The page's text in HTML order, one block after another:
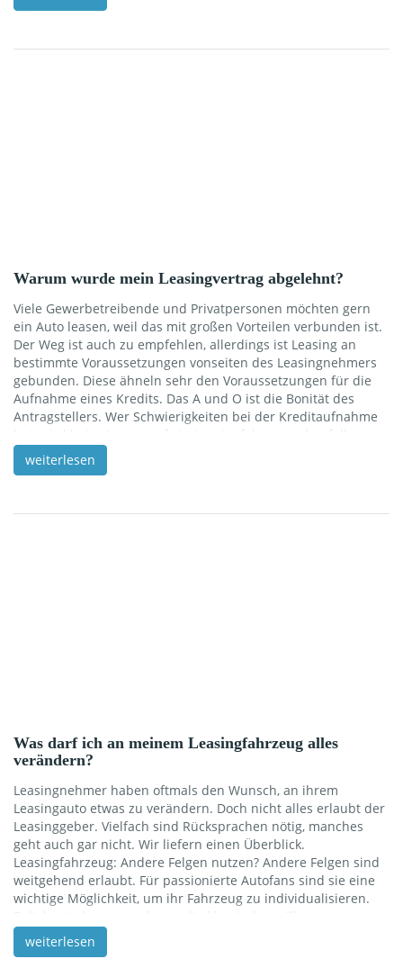
Kostenpunkt ist der Wertverlust, den das Fahrzeug während
Warum wurde mein Leasingvertrag abgelehnt?
Viele Gewerbetreibende und Privatpersonen möchten gern
ein Auto leasen, weil das mit großen Vorteilen verbunden ist.
Der Weg ist auch zu empfehlen, allerdings ist Leasing an
bestimmte Voraussetzungen vonseiten des Leasingnehmers
gebunden. Diese ähneln sehr den Voraussetzungen für die
Aufnahme eines Kredits. Das A und O ist die Bonität des
Antragstellers. Wer Schwierigkeiten bei der Kreditaufnahme
hat, wird beim Antrag auf ein Leasingfahrzeug ebenfalls
Probleme bekommen. Es ist wichtig, solche eventuellen
Probleme im Vorfeld zu kennen, um sich darauf entsprechend
weiterlesen
Was darf ich an meinem Leasingfahrzeug alles
verändern?
Leasingnehmer haben oftmals den Wunsch, an ihrem
Leasingauto etwas zu verändern. Doch nicht alles erlaubt der
Leasinggeber. Vielfach sind Rücksprachen nötig, manches
geht auch gar nicht. Wir liefern einen Überblick.
Leasingfahrzeug: Andere Felgen nutzen? Andere Felgen sind
weitgehend erlaubt. Für passionierte Autofans sind sie eine
wichtige Möglichkeit, um ihr Fahrzeug zu individualisieren.
Beliebt sind unter anderem die klassischen silbernen
Alufelgen und beispielsweise auch die mattschwarz
lackierten Felgen. Es gibt bei den Felgen unzählige Styles, die
weiterlesen